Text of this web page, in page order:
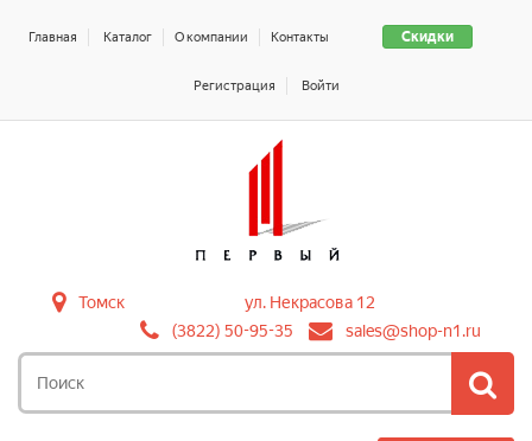
Скидки
Главная Каталог О компании Контакты
Регистрация Войти
Томск
ул. Некрасова 12
(3822) 50-95-35
sales@shop-n1.ru